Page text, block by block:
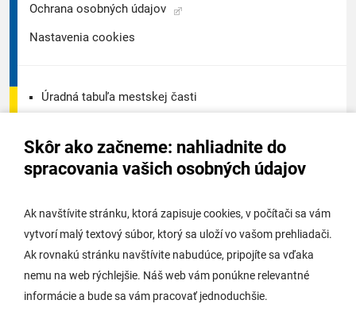
Skôr ako začneme: nahliadnite do
spracovania vašich osobných údajov
Ak navštívite stránku, ktorá zapisuje cookies, v počítači sa vám
vytvorí malý textový súbor, ktorý sa uloží vo vašom prehliadači.
Ak rovnakú stránku navštívite nabudúce, pripojíte sa vďaka
nemu na web rýchlejšie. Náš web vám ponúkne relevantné
informácie a bude sa vám pracovať jednoduchšie.
Ochrana osobných údajov
Nastavenia cookies
Úradná tabuľa mestskej časti
Úradná tabuľa stavebného úradu
Potrebujem vybaviť
Samospráva